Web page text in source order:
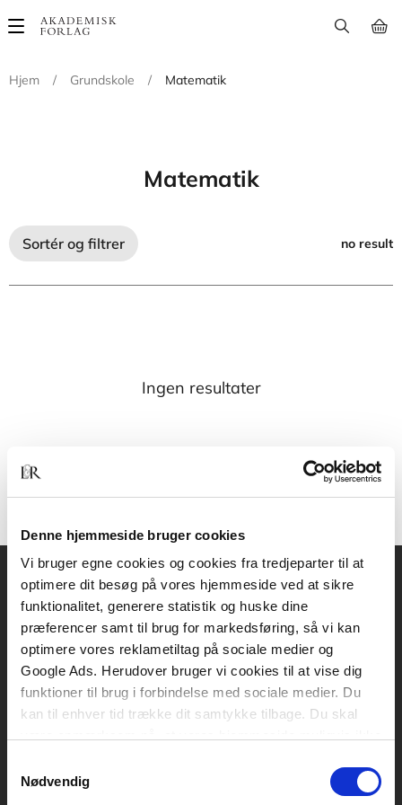
Denne hjemmeside bruger cookies
Vi bruger egne cookies og cookies fra tredjeparter til at
optimere dit besøg på vores hjemmeside ved at sikre
funktionalitet, generere statistik og huske dine
præferencer samt til brug for markedsføring, så vi kan
optimere vores reklametiltag på sociale medier og
Google Ads. Herudover bruger vi cookies til at vise dig
funktioner til brug i forbindelse med sociale medier. Du
kan til enhver tid trække dit samtykke tilbage. Du skal
tilbagetrækker et samtykke.
Nødvendig
Main
Hjem
/ Grundskole / Matematik
Matematik
Sortér og filtrer no result
Ingen resultater
Akademisk Forlag
Vognmagergade 11
1120 København K
CVR 76351910
Kontakt kundeservice